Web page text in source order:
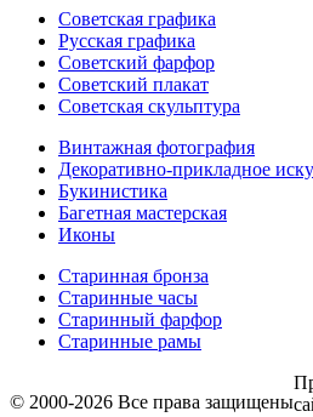
Советская графика
Русская графика
Советский фарфор
Советский плакат
Советская скульптура
Винтажная фотография
Декоративно-прикладное
Букинистика
Багетная мастерская
Иконы
Старинная бронза
Старинные часы
Старинный фарфор
Старинные рамы
© 2000-2026 Все права защищены